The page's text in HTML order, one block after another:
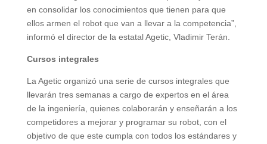
en consolidar los conocimientos que tienen para que
ellos armen el robot que van a llevar a la competencia”,
informó el director de la estatal Agetic, Vladimir Terán.
Cursos integrales
La Agetic organizó una serie de cursos integrales que
llevarán tres semanas a cargo de expertos en el área
de la ingeniería, quienes colaborarán y enseñarán a los
competidores a mejorar y programar su robot, con el
objetivo de que este cumpla con todos los estándares y